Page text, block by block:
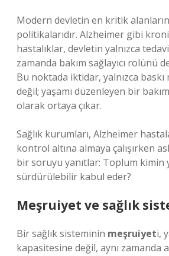
Modern devletin en kritik
politikalarıdır. Alzheimer gibi
hastalıklar, devletin yalnızca
zamanda bakım sağlayıcı rolünü
Bu noktada iktidar, yalnızca baskı
değil; yaşamı düzenleyen bir
olarak ortaya çıkar.
Sağlık kurumları, Alzheimer
kontrol altına almaya çalışırken
bir soruyu yanıtlar: Toplum kimin
sürdürülebilir kabul eder?
Meşruiyet ve sağlık
Bir sağlık sisteminin meşruiyeti,
kapasitesine değil, aynı zamanda